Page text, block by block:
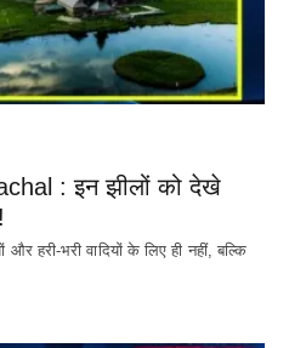
: इन झीलों को देखे
और हरी-भरी वादियों के लिए ही नहीं, बल्कि